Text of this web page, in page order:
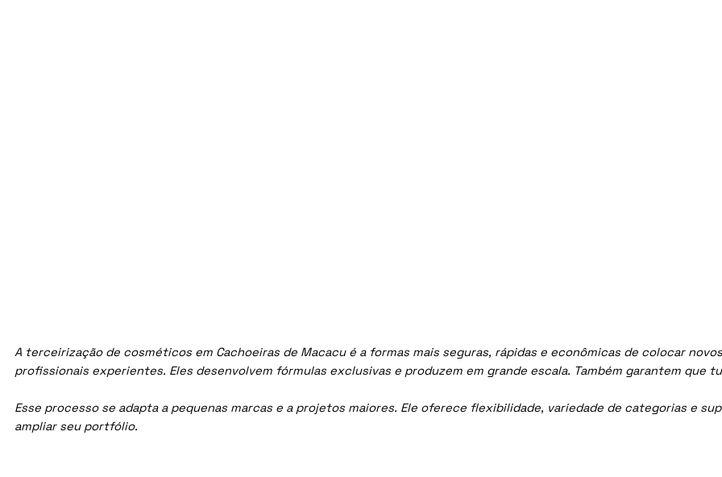
A terceirização de cosméticos em Cachoeiras de Macacu é a formas mais seguras, rápidas e econômicas de colocar
profissionais experientes. Eles desenvolvem fórmulas exclusivas e produzem em grande escala. Também garantem que
Esse processo se adapta a pequenas marcas e a projetos maiores. Ele oferece flexibilidade, variedade de categorias e
ampliar seu portfólio.